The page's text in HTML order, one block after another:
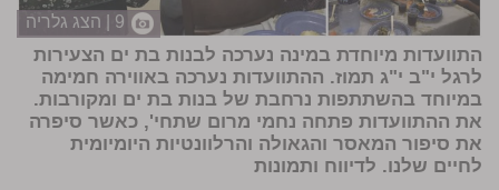
9 | הצג גלריה
התוועדות מיוחדת במינה נערכה לבנות בת ים הצעירות
לרגל י"ב י"ג תמוז. ההתוועדות נערכה באווירה חמימה
במיוחד בהשתתפות נרחבת של בנות בת ים ומקורבות.
את ההתוועדות פתחה נחמי מרום שתחי', כאשר סיפרה
את סיפור המאסר והגאולה והרלוונטיות היומיומית
לחיים שלנו. לדיווח ותמונות